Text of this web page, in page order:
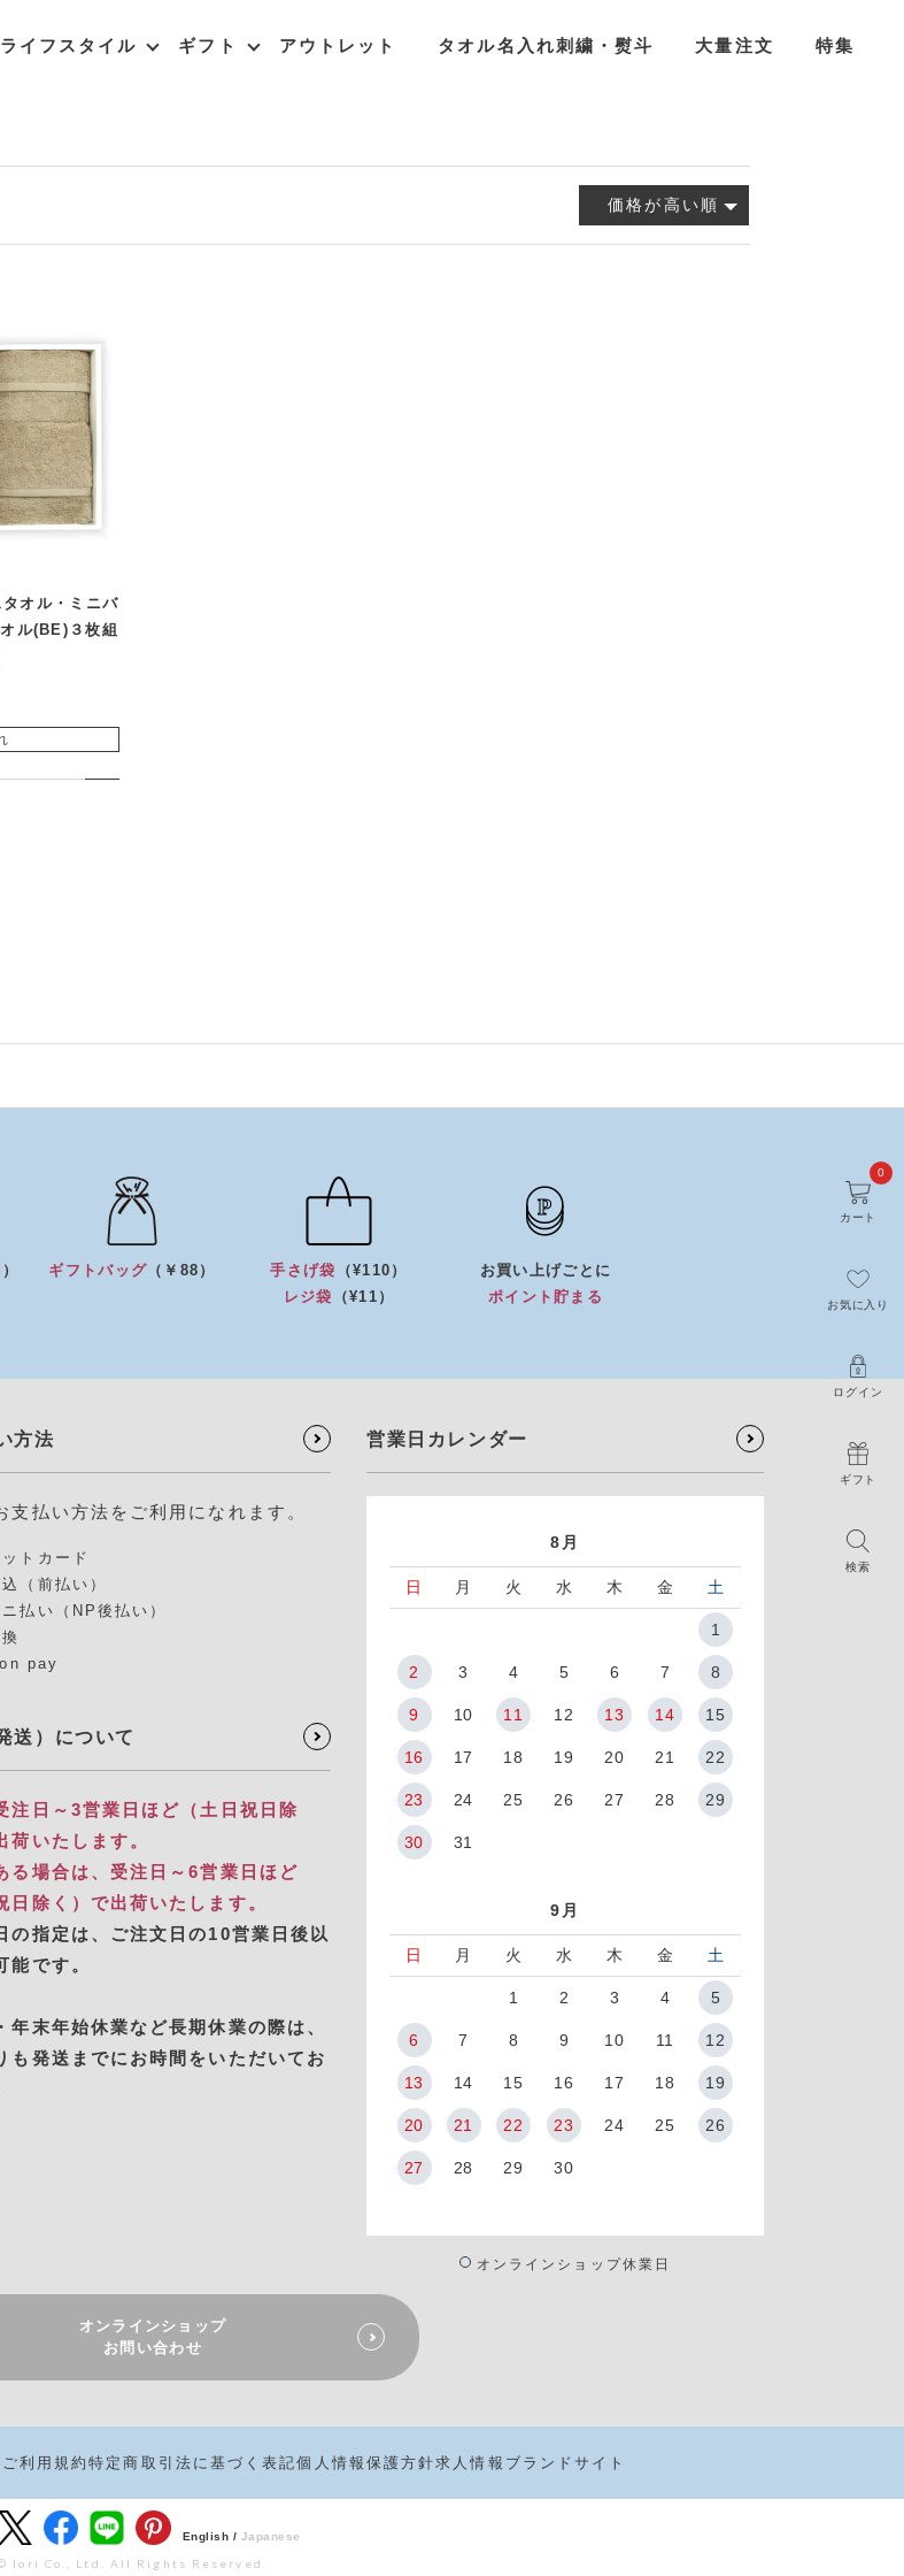
ライフスタイル ギフト アウトレット タオル名入れ刺繍・熨斗 大量注文 特集
検索
ギフト
ログイン
お気に入り
カート
0
価格が高い順
オル・ミニバ
ル(BE)３枚組
ギフトバッグ （￥88） 手さげ袋
（¥110）
レジ袋
（¥11）
お買い上げごとに
ポイント貯まる
方法
支払い方法をご利用になれます。
トカード
（前払い）
払い（NP後払い）
pay
送）について
注日～3営業日ほど（土日祝日除
荷いたします。
る場合は、受注日～6営業日ほど
日除く）で出荷いたします。
の指定は、​ご注文日の10営業日後以
能です。
年末年始休業など長期休業の際は、
も発送までにお時間をいただいてお
営業日カレンダー
8月
日 月 火 水 木 金 土
1
2 3 4 5 6 7 8
9 10 11 12 13 14 15
16 17 18 19 20 21 22
23 24 25 26 27 28 29
30 31
9月
日 月 火 水 木 金 土
1 2 3 4 5
6 7 8 9 10 11 12
13 14 15 16 17 18 19
20 21 22 23 24 25 26
27 28 29 30
オンラインショップ休業日
オンラインショップ
お問い合わせ
ご利用規約特定商取引法に基づく表記個人情報保護方針求人情報 ブランドサイト
English / Japanese
Iori Co., Ltd. All Rights Reserved.